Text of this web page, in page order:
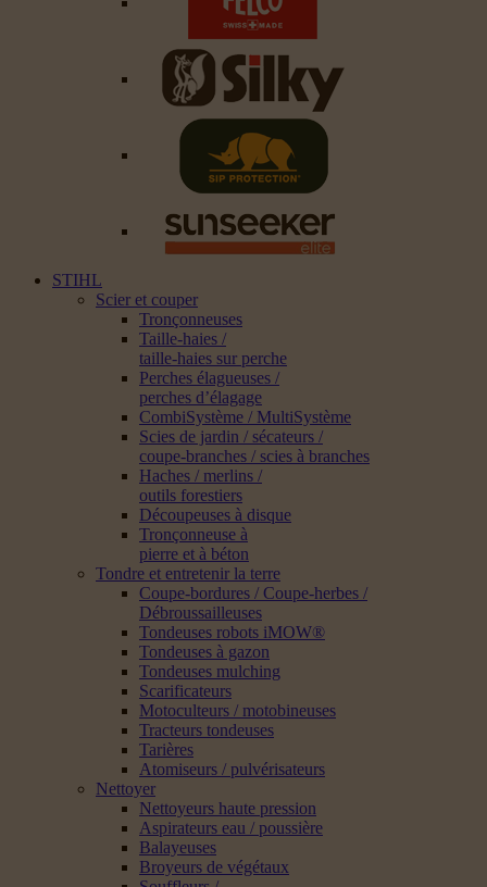
STIHL
Scier et couper
Tronçonneuses
Taille-haies /
taille-haies sur perche
Perches élagueuses /
perches d’élagage
CombiSystème / MultiSystème
Scies de jardin / sécateurs /
coupe-branches / scies à branches
Haches / merlins /
outils forestiers
Découpeuses à disque
Tronçonneuse à
pierre et à béton
Tondre et entretenir la terre
Coupe-bordures / Coupe-herbes /
Débroussailleuses
Tondeuses robots iMOW®
Tondeuses à gazon
Tondeuses mulching
Scarificateurs
Motoculteurs / motobineuses
Tracteurs tondeuses
Tarières
Atomiseurs / pulvérisateurs
Nettoyer
Nettoyeurs haute pression
Aspirateurs eau / poussière
Balayeuses
Broyeurs de végétaux